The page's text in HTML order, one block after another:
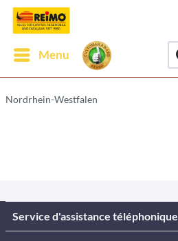
Menu
Nordrhein-Westfalen
Service d'assistance téléphonique